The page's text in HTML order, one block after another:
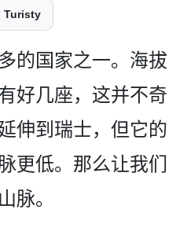
Turisty
的国家之­一。海拔
好几座，这并不奇
伸到瑞士，但它的
更­低。那么让我们
脉。